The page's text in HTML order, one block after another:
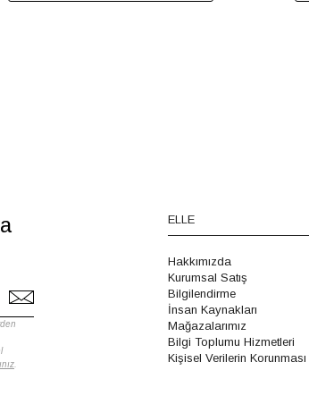
ELLE
Hakkımızda
Kurumsal Satış
Bilgilendirme
İnsan Kaynakları
Mağazalarımız
Bilgi Toplumu Hizmetleri
Kişisel Verilerin Korunması